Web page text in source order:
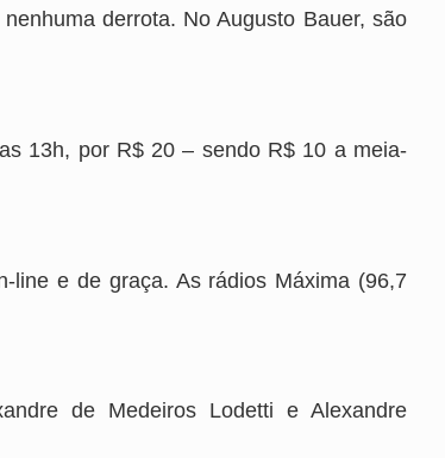
derrota. No Augusto Bauer, são
13h, por R$ 20 – sendo R$ 10 a meia-
e de graça. As rádios Máxima (96,7
de Medeiros Lodetti e Alexandre